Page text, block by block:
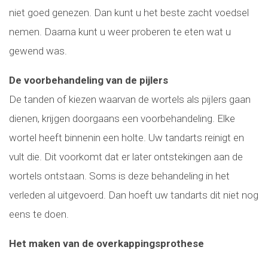
niet goed genezen. Dan kunt u het beste zacht voedsel
nemen. Daarna kunt u weer proberen te eten wat u
gewend was.
De voorbehandeling van de pijlers
De tanden of kiezen waarvan de wortels als pijlers gaan
dienen, krijgen doorgaans een voorbehandeling. Elke
wortel heeft binnenin een holte. Uw tandarts reinigt en
vult die. Dit voorkomt dat er later ontstekingen aan de
wortels ontstaan. Soms is deze behandeling in het
verleden al uitgevoerd. Dan hoeft uw tandarts dit niet nog
eens te doen.
Het maken van de overkappingsprothese